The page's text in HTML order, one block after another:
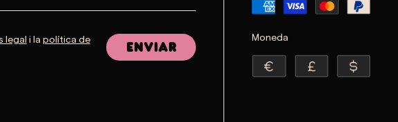
legal i la política de
Enviar
Moneda